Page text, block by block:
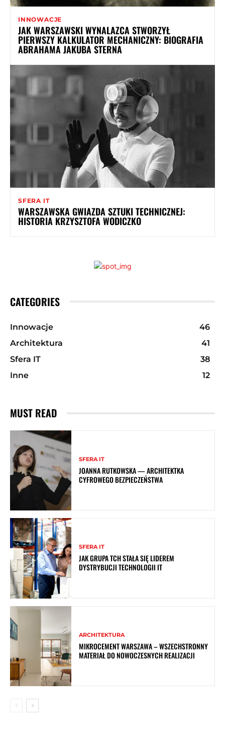
INNOWACJE
JAK WARSZAWSKI WYNALAZCA STWORZYŁ
PIERWSZY KALKULATOR MECHANICZNY: BIOGRAFIA
ABRAHAMA JAKUBA STERNA
SFERA IT
WARSZAWSKA GWIAZDA SZTUKI TECHNICZNEJ:
HISTORIA KRZYSZTOFA WODICZKO
CATEGORIES
Innowacje
46
Architektura
41
Sfera IT
38
Inne
12
MUST READ
SFERA IT
JOANNA RUTKOWSKA — ARCHITEKTKA
CYFROWEGO BEZPIECZEŃSTWA
SFERA IT
JAK GRUPA TCH STAŁA SIĘ LIDEREM
DYSTRYBUCJI TECHNOLOGII IT
ARCHITEKTURA
MIKROCEMENT WARSZAWA – WSZECHSTRONNY
MATERIAŁ DO NOWOCZESNYCH REALIZACJI